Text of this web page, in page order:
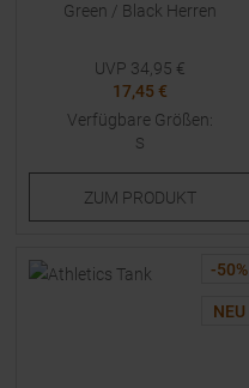
Green / Black Herren
UVP 34,95 €
17,45 €
Verfügbare Größen:
S
ZUM PRODUKT
-50%
NEU